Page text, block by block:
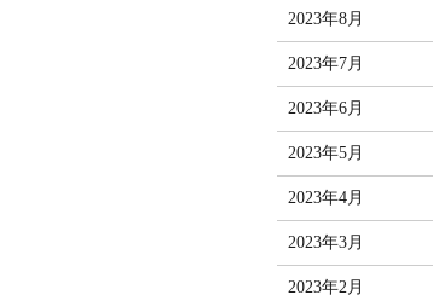
2023年8月
2023年7月
2023年6月
2023年5月
2023年4月
2023年3月
2023年2月